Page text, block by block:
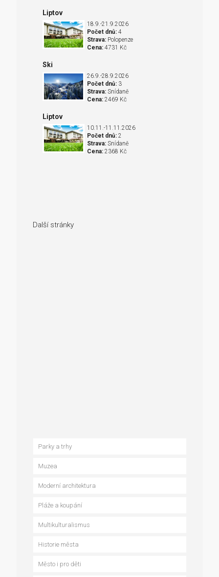
Liptov
18.9.-21.9.2026
Počet dnů:4
Strava:Polopenze
Cena:4731 Kč
Ski
26.9.-28.9.2026
Počet dnů:3
Strava:Snídaně
Cena:2469 Kč
Liptov
10.11.-11.11.2026
Počet dnů:2
Strava:Snídaně
Cena:2368 Kč
Další stránky
Parky a trhy
Muzea
Moderní architektura
Pláže a koupání
Multikulturalismus
Historie města
Město i pro děti